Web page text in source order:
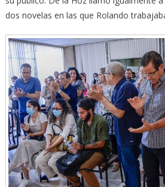
dos novelas en las que Rolando